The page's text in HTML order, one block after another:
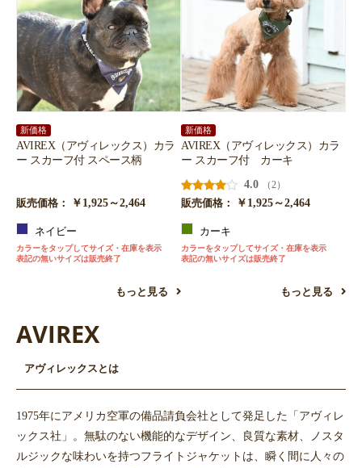
新価格
AVIREX（アヴィレックス）カラ
ー スカーフ付 スペース柄
販売価格： ￥1,925～2,464
ネイビー
カラーをタップしてサイズ・在庫を表示
表記の無いサイズは販売終了
もっと見る
新価格
AVIREX（アヴィレックス）カラ
ー スカーフ付 カーキ
4.0
（2）
販売価格：
￥1,925～2,464
カーキ
カラーをタップしてサイズ・在庫を表示
表記の無いサイズは販売終了
もっと見る
お買い物を続ける カートへ進む
AVIREX
アヴィレックスとは
1975年にアメリカ空軍の備品請負会社として発足した「アヴィレ
ックス社」。無駄のない機能的なデザイン、良質な素材、ノスタ
ルジックな味わいを持つフライトジャケットは、瞬く間に人々の